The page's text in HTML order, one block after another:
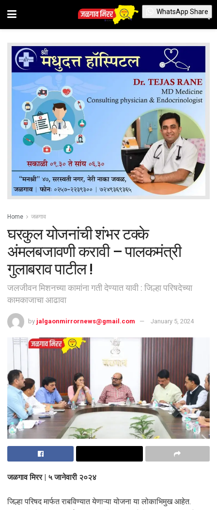
Home जळगाव
घरकुल योजनांची शंभर टक्के
अंमलबजावणी करावी – पालकमंत्री
गुलाबराव पाटील !
जलजीवन मिशनच्या कामांना गती देण्यात यावी : जिल्हा परिषदेच्या
कामकाजाचा आढावा
by jalgaonmirrornews@gmail.com January 5, 2024
जळगाव मिरर | ५ जानेवारी २०२४
जिल्हा परिषद मार्फत राबविण्यात येणाऱ्या योजना या लोकाभिमुख आहेत.
WhatsApp Share